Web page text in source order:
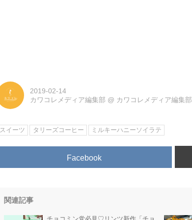
2019-02-14
カワコレメディア編集部 @ カワコレメディア編集部
スイーツ タリーズコーヒー ミルキーハニーソイラテ
Facebook
関連記事